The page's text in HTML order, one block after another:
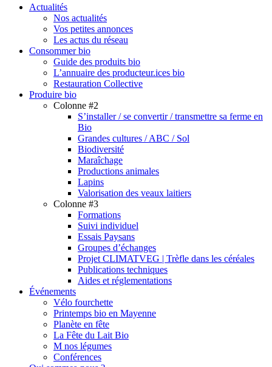
Close
Actualités
Nos actualités
Vos petites annonces
Les actus du réseau
Consommer bio
Guide des produits bio
L’annuaire des producteur.ices bio
Restauration Collective
Produire bio
Colonne #2
S’installer / se convertir / transmettre sa ferme en
Bio
Grandes cultures / ABC / Sol
Biodiversité
Maraîchage
Productions animales
Lapins
Valorisation des veaux laitiers
Colonne #3
Formations
Suivi individuel
Essais Paysans
Groupes d’échanges
Projet CLIMATVEG | Trèfle dans les céréales
Publications techniques
Aides et réglementations
Événements
Vélo fourchette
Printemps bio en Mayenne
Planète en fête
La Fête du Lait Bio
M nos légumes
Conférences